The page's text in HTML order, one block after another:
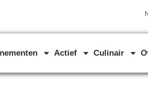
Actief Culinair